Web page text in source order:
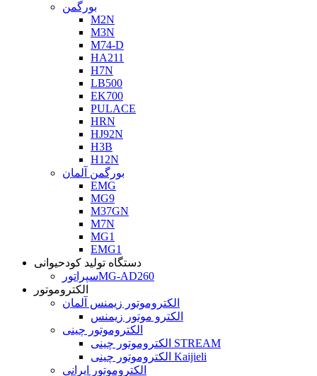
بورگمن
M2N
M3N
M74-D
HA211
H7N
LB500
EK700
PULACE
HRN
HJ92N
H3B
H12N
بورگمن آلمان
EMG
MG9
M37GN
M7N
MG1
EMG1
دستگاه تولید کودحیوانی
سپراتورMG-AD260
الکتروموتور
الکتروموتور زیمنس آلمان
الکترو موتور زیمنس
الکتروموتور چینی
الکتروموتور چینی STREAM
الکتروموتور چینی Kaijieli
الکتروموتور ایرانی